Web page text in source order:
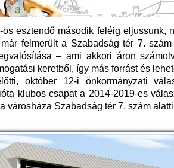
esztendő második feléig eljussunk,
felmerült a Szabadság tér 7.
– ami akkori áron
keretből, így más forrást és
október 12-i önkormányzati
klubos csapat a 2014-2019-es
városháza Szabadság tér 7. szám